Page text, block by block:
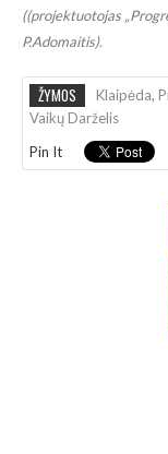
((projektuotojas
P.Adomaitis).
ŽYMOS Klaipėda,
Vaikų Darželis
Pin It